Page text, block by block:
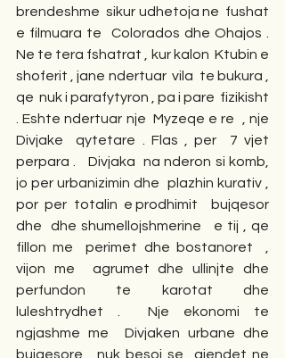
brendeshme  sikur udhetoja ne  fushat
e filmuara te  Colorados dhe Ohajos .
Ne te tera fshatrat , kur kalon  Ktubin e
shoferit , jane ndertuar  vila  te bukura ,
qe  nuk i parafytyron , pa i pare  fizikisht
. Eshte ndertuar nje  Myzeqe e re  , nje
Divjake  qytetare . Flas , per  7 vjet
perpara .   Divjaka  na nderon si komb,
jo per urbanizimin dhe  plazhin kurativ ,
por  per  totalin  e prodhimit    bujqesor
dhe  dhe shumellojshmerine   e tij , qe
fillon me  perimet dhe bostanoret  ,
vijon me  agrumet dhe ullinjte dhe
perfundon te karotat dhe
luleshtrydhet .  Nje ekonomi te
ngjashme me  Divjaken urbane dhe
bujqesore , nuk besoj se  gjendet ne